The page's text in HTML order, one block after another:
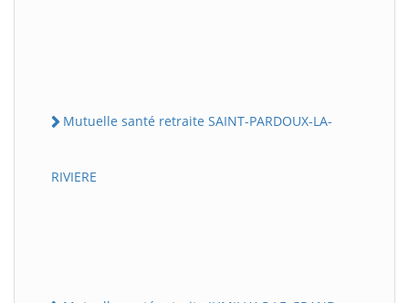
Mutuelle santé retraite SAINT-PARDOUX-LA-
RIVIERE